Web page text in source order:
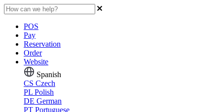
POS
Pay
Reservation
Order
Website
Spanish
CS Czech
PL Polish
DE German
PT Portuguese